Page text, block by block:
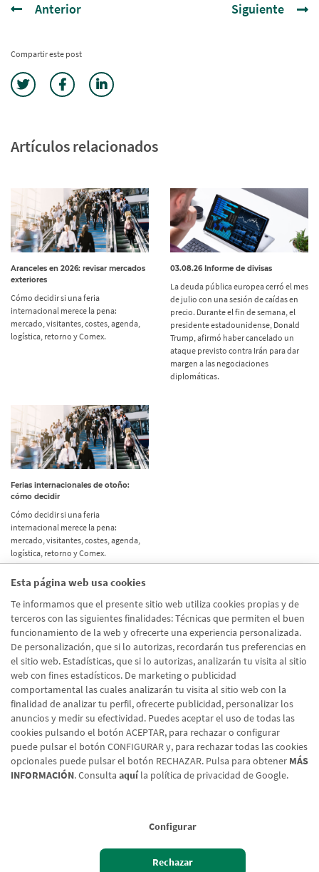
Esta página web usa cookies
Te informamos que el presente sitio web utiliza cookies propias y de
terceros con las siguientes finalidades: Técnicas que permiten el buen
funcionamiento de la web y ofrecerte una experiencia personalizada.
De personalización, que si lo autorizas, recordarán tus preferencias en
el sitio web. Estadísticas, que si lo autorizas, analizarán tu visita al sitio
web con fines estadísticos. De marketing o publicidad
comportamental las cuales analizarán tu visita al sitio web con la
finalidad de analizar tu perfil, ofrecerte publicidad, personalizar los
anuncios y medir su efectividad. Puedes aceptar el uso de todas las
cookies pulsando el botón ACEPTAR, para rechazar o configurar
puede pulsar el botón CONFIGURAR y, para rechazar todas las cookies
opcionales puede pulsar el botón RECHAZAR. Pulsa para obtener MÁS
INFORMACIÓN. Consulta aquíla política de privacidad de Google.
Configurar
Rechazar
Anterior Siguiente
Compartir este post
Artículos relacionados
Aranceles en 2026: revisar mercados
exteriores
Cómo decidir si una feria
internacional merece la pena:
mercado, visitantes, costes, agenda,
logística, retorno y Comex.
03.08.26 Informe de divisas
La deuda pública europea cerró el mes
de julio con una sesión de caídas en
precio. Durante el fin de semana, el
presidente estadounidense, Donald
Trump, afirmó haber cancelado un
ataque previsto contra Irán para dar
margen a las negociaciones
diplomáticas.
Ferias internacionales de otoño:
cómo decidir
Cómo decidir si una feria
internacional merece la pena:
mercado, visitantes, costes, agenda,
logística, retorno y Comex.
Etiquetas
Actualidad(514)
Internacional(490)
Empresa(138)
Recomendaciones
Internacional - Cloned(8)
Actualidad - Cloned (8)
Aviso legal